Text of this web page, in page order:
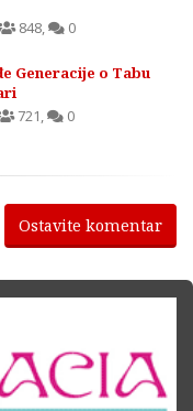
848, 0
Generacije o Tabu
721, 0
Ostavite komentar